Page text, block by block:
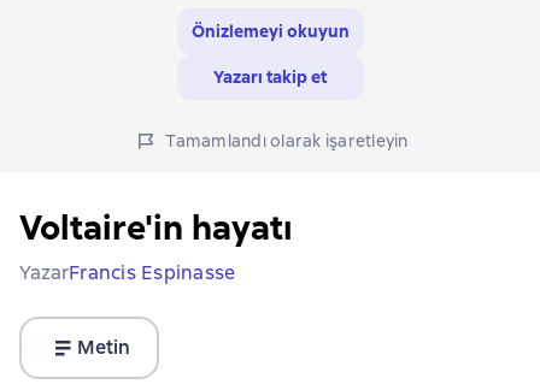
Önizlemeyi okuyun
Yazarı takip et
Tamamlandı olarak işaretleyin
Voltaire'in hayatı
YazarFrancis Espinasse
Metin